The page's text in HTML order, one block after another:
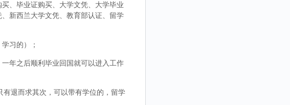
、毕业证购买、大学文凭、大学毕业
新西兰大学文凭、教育部认证、留学
习的）；
年之后顺利毕业回国就可以进入工作
退而求其次，可以带有学位的，留学